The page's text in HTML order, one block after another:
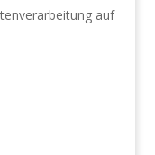
auf